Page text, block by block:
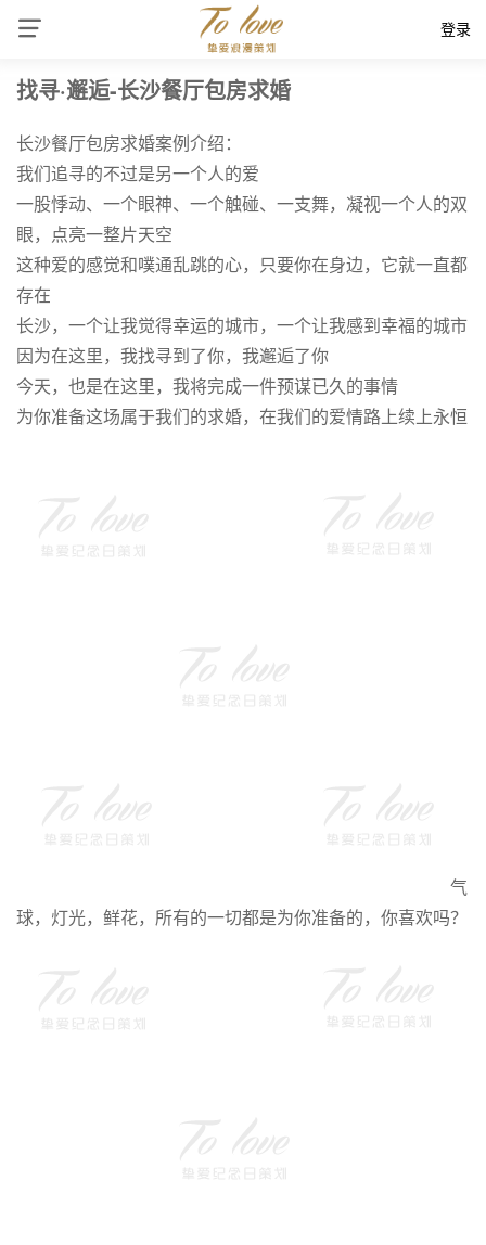
登录
找寻·邂逅-长沙餐厅包房求婚
长沙餐厅包房求婚案例介绍：
我们追寻的不过是另一个人的爱
一股悸动、一个眼神、一个触碰、一支舞，凝视一个人的双
眼，点亮一整片天空
这种爱的感觉和噗通乱跳的心，只要你在身边，它就一直都
存在
长沙，一个让我觉得幸运的城市，一个让我感到幸福的城市
因为在这里，我找寻到了你，我邂逅了你
今天，也是在这里，我将完成一件预谋已久的事情
为你准备这场属于我们的求婚，在我们的爱情路上续上永恒
气
球，灯光，鲜花，所有的一切都是为你准备的，你喜欢吗？